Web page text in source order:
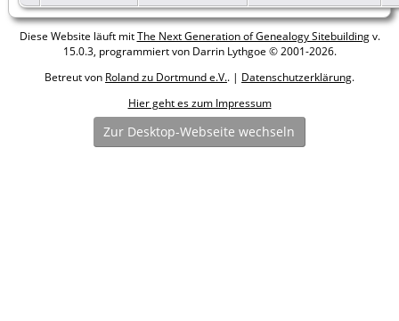
Diese Website läuft mitThe Next Generation of Genealogy Sitebuildingv.
15.0.3, programmiert von Darrin Lythgoe © 2001-2026.
Betreut von Roland zu Dortmund e.V.. | Datenschutzerklärung.
Hier geht es zum Impressum
Zur Desktop-Webseite wechseln